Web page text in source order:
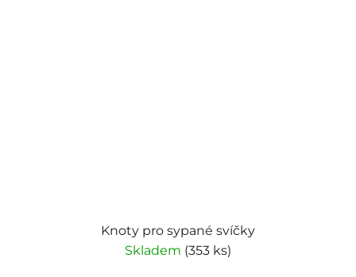
Knoty pro sypané svíčky
Skladem (353 ks)